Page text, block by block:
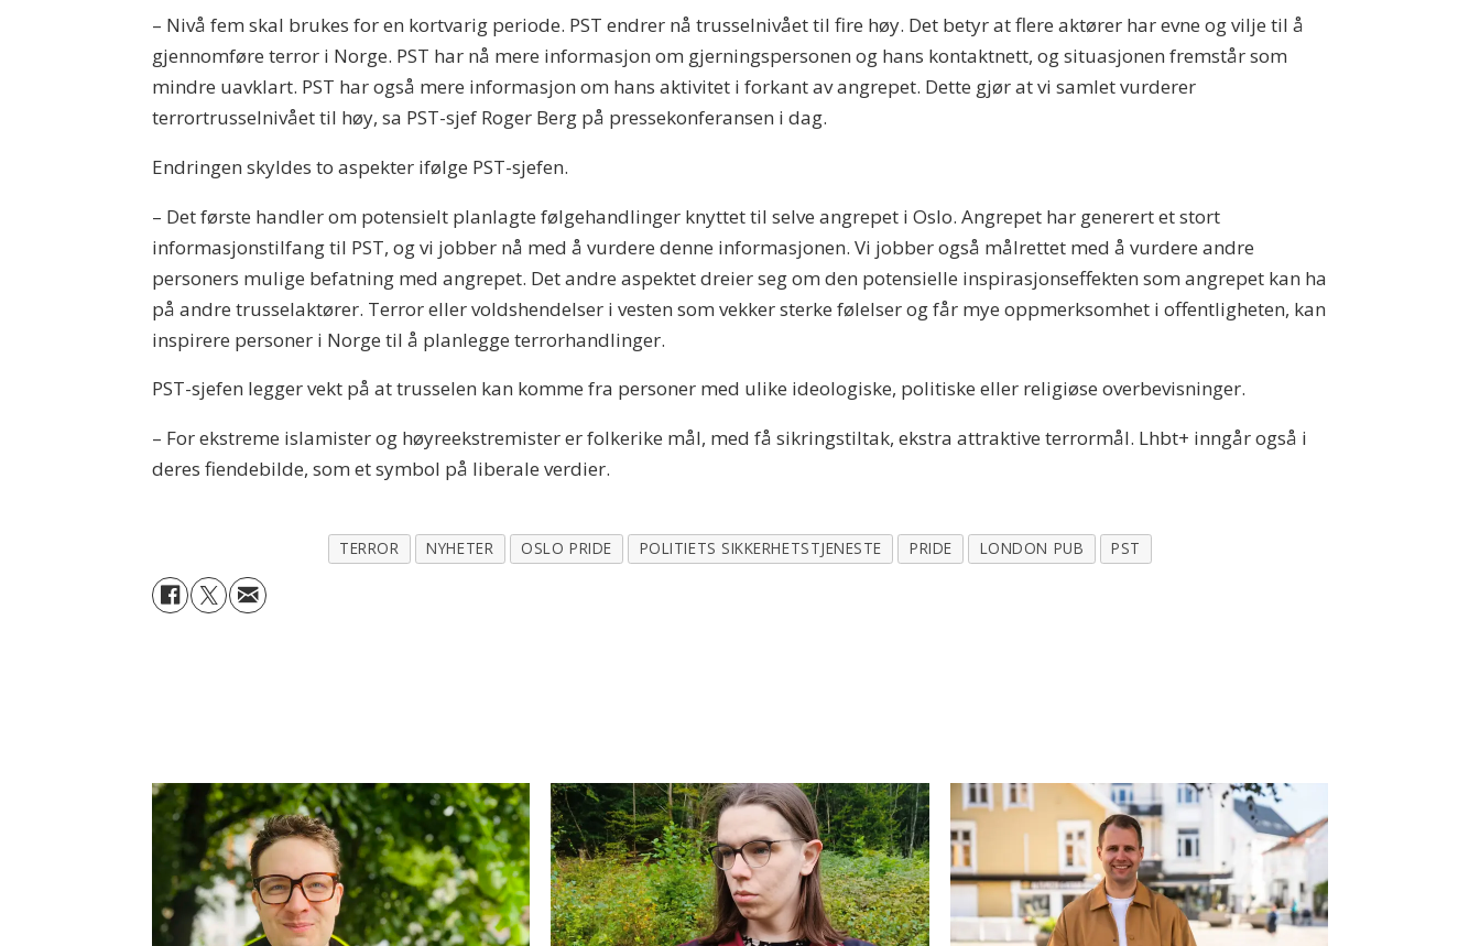
– Nivå fem skal brukes for en kortvarig periode. PST endrer nå trusselnivået til fire høy. Det betyr at flere aktører har evne og vilje til å
gjennomføre terror i Norge. PST har nå mere informasjon om gjerningspersonen og hans kontaktnett, og situasjonen fremstår som
mindre uavklart. PST har også mere informasjon om hans aktivitet i forkant av angrepet. Dette gjør at vi samlet vurderer
terrortrusselnivået til høy, sa PST-sjef Roger Berg på pressekonferansen i dag.
Endringen skyldes to aspekter ifølge PST-sjefen.
– Det første handler om potensielt planlagte følgehandlinger knyttet til selve angrepet i Oslo. Angrepet har generert et stort
informasjonstilfang til PST, og vi jobber nå med å vurdere denne informasjonen. Vi jobber også målrettet med å vurdere andre
personers mulige befatning med angrepet. Det andre aspektet dreier seg om den potensielle inspirasjonseffekten som angrepet kan ha
på andre trusselaktører. Terror eller voldshendelser i vesten som vekker sterke følelser og får mye oppmerksomhet i offentligheten, kan
inspirere personer i Norge til å planlegge terrorhandlinger.
PST-sjefen legger vekt på at trusselen kan komme fra personer med ulike ideologiske, politiske eller religiøse overbevisninger.
– For ekstreme islamister og høyreekstremister er folkerike mål, med få sikringstiltak, ekstra attraktive terrormål. Lhbt+ inngår også i
deres fiendebilde, som et symbol på liberale verdier.
TERROR NYHETER OSLO PRIDE POLITIETS SIKKERHETSTJENESTE PRIDE LONDON PUB PST